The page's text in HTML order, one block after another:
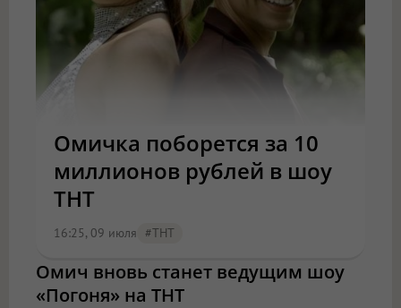
Омичка поборется за 10
миллионов рублей в шоу
ТНТ
16:25, 09 июля #ТНТ
Омич вновь станет ведущим шоу
«Погоня» на ТНТ